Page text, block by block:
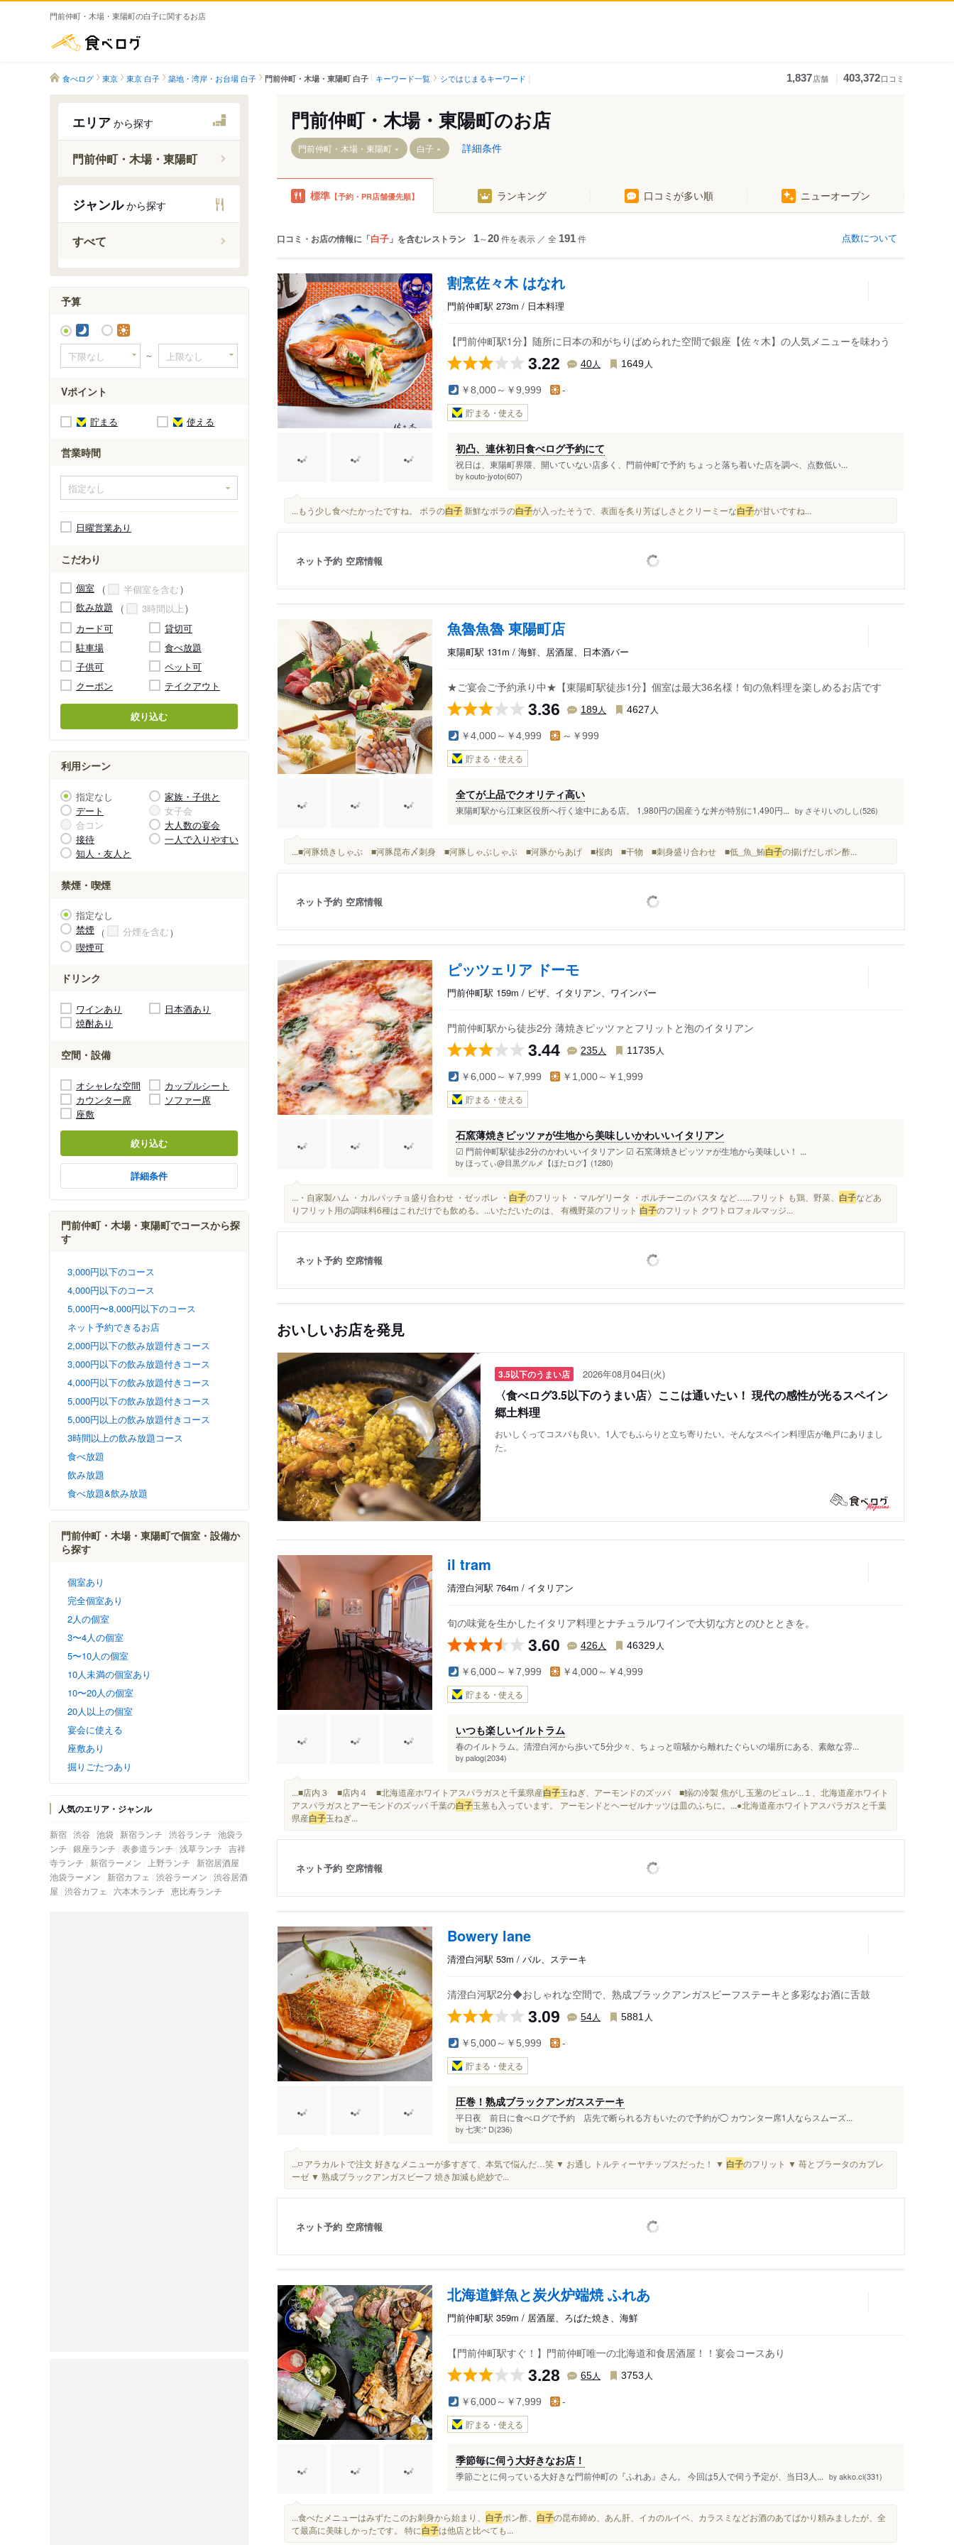
門前仲町・木場・東陽町の白子に関するお店
食べログ 東京 東京 白子 築地・湾岸・お台場 白子 門前仲町・木場・東陽町 白子 キーワード一覧 シではじまるキーワード 1,837店舗 403,372口コミ
エリア から探す
門前仲町・木場・東陽町
南砂町駅
辰巳駅
清澄白河駅
ジャンルから探す
すべて
予算
～
Vポイント
貯まる 使える
営業時間
日曜営業あり
こだわり
個室
半個室を含む
飲み放題
3時間以上
カード可
貸切可
駐車場
食べ放題
子供可
ペット可
クーポン
テイクアウト
絞り込む
利用シーン
指定なし
家族・子供と
デート
女子会
合コン
大人数の宴会
接待
一人で入りやすい
知人・友人と
禁煙・喫煙
指定なし
禁煙
分煙を含む
喫煙可
ドリンク
ワインあり
日本酒あり
焼酎あり
空間・設備
オシャレな空間
カップルシート
カウンター席
ソファー席
座敷
絞り込む
詳細条件
門前仲町・木場・東陽町でコースから探
す
3,000円以下のコース
4,000円以下のコース
5,000円〜8,000円以下のコース
ネット予約できるお店
2,000円以下の飲み放題付きコース
3,000円以下の飲み放題付きコース
4,000円以下の飲み放題付きコース
5,000円以下の飲み放題付きコース
5,000円以上の飲み放題付きコース
3時間以上の飲み放題コース
食べ放題
飲み放題
食べ放題&飲み放題
門前仲町・木場・東陽町で個室・設備か
ら探す
個室あり
完全個室あり
2人の個室
3〜4人の個室
5〜10人の個室
10人未満の個室あり
10〜20人の個室
20人以上の個室
宴会に使える
座敷あり
掘りごたつあり
人気のエリア・ジャンル
新宿 渋谷 池袋 新宿ランチ 渋谷ランチ 池袋ラ
ンチ 銀座ランチ 表参道ランチ 浅草ランチ 吉祥
寺ランチ
新宿ラーメン 上野ランチ
新宿居酒屋
池袋ラーメン
新宿カフェ 渋谷ラーメン 渋谷居酒
屋 渋谷カフェ 六本木ランチ 恵比寿ランチ
門前仲町・木場・東陽町のお店
門前仲町・木場・東陽町 白子 詳細条件
標準 【予約・PR店舗優先順】 ランキング 口コミが多い順 ニューオープン
口コミ・お店の情報に「白子 」を含むレストラン 1～20件を表示 ／ 全 191件 点数について
割烹佐々木 はなれ
門前仲町駅 273m / 日本料理
【門前仲町駅1分】随所に日本の和がちりばめられた空間で銀座【佐々木】の人気メニューを味わう
3.22 40人 1649 人
￥8,000～￥9,999 -
貯まる・使える
初凸、連休初日食べログ予約にて
祝日は、東陽町界隈、開いていない店多く、門前仲町で予約 ちょっと落ち着いた店を調べ、点数低い...
by kouto-jyoto(607)
...もう少し食べたかったですね。 ボラの白子 新鮮なボラの白子が入ったそうで、表面を炙り芳ばしさとクリーミーな白子が甘いですね...
ネット予約 空席情報
魚魯魚魯 東陽町店
東陽町駅 131m / 海鮮、居酒屋、日本酒バー
★ご宴会ご予約承り中★【東陽町駅徒歩1分】個室は最大36名様！旬の魚料理を楽しめるお店です
3.36 189人 4627 人
￥4,000～￥4,999 ～￥999
貯まる・使える
全てが上品でクオリティ高い
東陽町駅から江東区役所へ行く途中にある店。 1,980円の国産うな丼が特別に1,490円... by さそりいのしし(526)
...■河豚焼きしゃぶ ■河豚昆布〆刺身 ■河豚しゃぶしゃぶ ■河豚からあげ ■桜肉 ■干物 ■刺身盛り合わせ ■低_魚_鮪白子の揚げだしポン酢...
ネット予約 空席情報
ピッツェリア ドーモ
門前仲町駅 159m / ピザ、イタリアン、ワインバー
門前仲町駅から徒歩2分 薄焼きピッツァとフリットと泡のイタリアン
3.44 235人 11735 人
￥6,000～￥7,999 ￥1,000～￥1,999
貯まる・使える
石窯薄焼きピッツァが生地から美味しいかわいいイタリアン
☑︎ 門前仲町駅徒歩2分のかわいいイタリアン ☑︎ 石窯薄焼きピッツァが生地から美味しい！ ...
by ほってぃ@目黒グルメ【ほたログ】(1280)
...・自家製ハム ・カルパッチョ盛り合わせ ・ゼッポレ ・ 白子のフリット ・マルゲリータ ・ポルチーニのパスタ など…...フリット も鶏、野菜、 白子などあ
りフリット用の調味料6種はこれだけでも飲める。...いただいたのは、 有機野菜のフリット 白子のフリット クワトロフォルマッジ...
ネット予約 空席情報
おいしいお店を発見
3.5以下のうまい店 2026年08月04日(火)
〈食べログ3.5以下のうまい店〉ここは通いたい！ 現代の感性が光るスペイン
郷土料理
おいしくってコスパも良い。1人でもふらりと立ち寄りたい。そんなスペイン料理店が亀戸にありまし
た。
il tram
清澄白河駅 764m / イタリアン
旬の味覚を生かしたイタリア料理とナチュラルワインで大切な方とのひとときを。
3.60 426人 46329 人
￥6,000～￥7,999 ￥4,000～￥4,999
貯まる・使える
いつも楽しいイルトラム
春のイルトラム。清澄白河から歩いて5分少々、ちょっと喧騒から離れたぐらいの場所にある、素敵な雰...
by palog(2034)
...■店内３ ■店内４ ■北海道産ホワイトアスパラガスと千葉県産白子玉ねぎ、アーモンドのズッパ ■鰯の冷製 焦がし玉葱のピュレ...１、北海道産ホワイト
アスパラガスとアーモンドのズッパ 千葉の白子玉葱も入っています。 アーモンドとヘーゼルナッツは皿のふちに。...●北海道産ホワイトアスパラガスと千葉
県産白子玉ねぎ...
ネット予約 空席情報
Bowery lane
清澄白河駅 53m / バル、ステーキ
清澄白河駅2分◆おしゃれな空間で、熟成ブラックアンガスビーフステーキと多彩なお酒に舌鼓
3.09 54人 5881 人
￥5,000～￥5,999 -
貯まる・使える
圧巻！熟成ブラックアンガスステーキ
平日夜 前日に食べログで予約 店先で断られる方もいたので予約が◯ カウンター席1人ならスムーズ...
by 七実:* D(236)
...◽️ アラカルトで注文 好きなメニューが多すぎて、本気で悩んだ…笑 ▼ お通し トルティーヤチップスだった！ ▼ 白子のフリット ▼ 苺とブラータのカプレ
ーゼ ▼ 熟成ブラックアンガスビーフ 焼き加減も絶妙で...
ネット予約 空席情報
北海道鮮魚と炭火炉端焼 ふれあ
門前仲町駅 359m / 居酒屋、ろばた焼き、海鮮
【門前仲町駅すぐ！】門前仲町唯一の北海道和食居酒屋！！宴会コースあり
3.28 65人 3753 人
￥6,000～￥7,999 -
貯まる・使える
季節毎に伺う大好きなお店！
季節ごとに伺っている大好きな門前仲町の『ふれあ』さん。 今回は5人で伺う予定が、当日3人... by akko.ci(331)
...食べたメニューはみずたこのお刺身から始まり、 白子ポン酢、 白子の昆布締め、あん肝、イカのルイベ、カラスミなどお酒のあてばかり頼みましたが、全
て最高に美味しかったです。 特に白子は他店と比べても...